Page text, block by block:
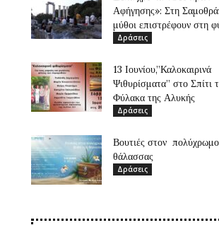
Αφήγησης»: Στη
μύθοι επιστρέφουν στη
Δράσεις
13 Ιουνίου,”Καλοκαιρινά
Ψιθυρίσματα” στο Σπίτι
Φύλακα της Αλυκής
Δράσεις
Βουτιές στον
θάλασσας
Δράσεις